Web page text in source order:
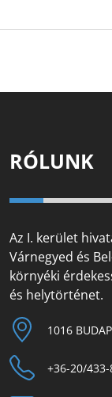
RÓLUNK
Az I. kerület
Várnegyed és
környéki
és helytörténet.
1016
+36-20/433-